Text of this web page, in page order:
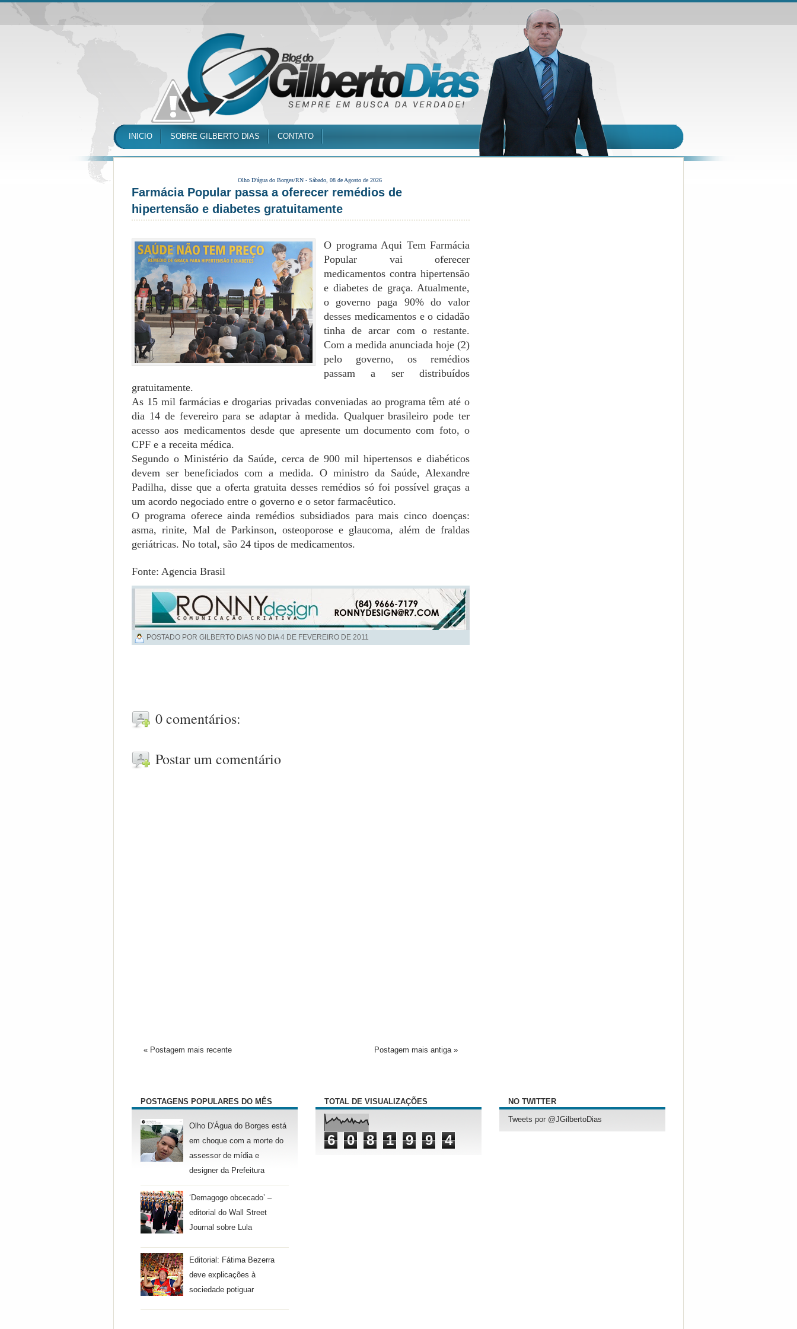
INICIO SOBRE GILBERTO DIAS CONTATO
Olho D'água do Borges/RN - Sábado, 08 de Agosto de 2026
Farmácia Popular passa a oferecer remédios de
hipertensão e diabetes gratuitamente
O programa Aqui Tem Farmácia
Popular vai oferecer
medicamentos contra hipertensão
e diabetes de graça. Atualmente,
o governo paga 90% do valor
desses medicamentos e o cidadão
tinha de arcar com o restante.
Com a medida anunciada hoje (2)
pelo governo, os remédios
passam a ser distribuídos
gratuitamente.
As 15 mil farmácias e drogarias privadas conveniadas ao programa têm até o
dia 14 de fevereiro para se adaptar à medida. Qualquer brasileiro pode ter
acesso aos medicamentos desde que apresente um documento com foto, o
CPF e a receita médica.
Segundo o Ministério da Saúde, cerca de 900 mil hipertensos e diabéticos
devem ser beneficiados com a medida. O ministro da Saúde, Alexandre
Padilha, disse que a oferta gratuita desses remédios só foi possível graças a
um acordo negociado entre o governo e o setor farmacêutico.
O programa oferece ainda remédios subsidiados para mais cinco doenças:
asma, rinite, Mal de Parkinson, osteoporose e glaucoma, além de fraldas
geriátricas. No total, são 24 tipos de medicamentos.
Fonte: Agencia Brasil
POSTADO POR GILBERTO DIAS NO DIA4 DE FEVEREIRO DE 2011
0 comentários:
Postar um comentário
« Postagem mais recente Postagem mais antiga »
POSTAGENS POPULARES DO MÊS
Olho D'Água do Borges está
em choque com a morte do
assessor de mídia e
designer da Prefeitura
‘Demagogo obcecado’ –
editorial do Wall Street
Journal sobre Lula
Editorial: Fátima Bezerra
deve explicações à
sociedade potiguar
TOTAL DE VISUALIZAÇÕES
6 0 8 1 9 9 4
NO TWITTER
Tweets por @JGilbertoDias